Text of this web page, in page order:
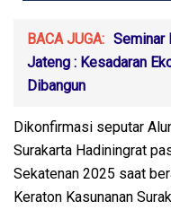
BACA JUGA: Seminar
Jateng : Kesadaran
Dibangun
Dikonfirmasi seputar
Surakarta Hadiningrat
Sekatenan 2025 saat
Keraton Kasunanan